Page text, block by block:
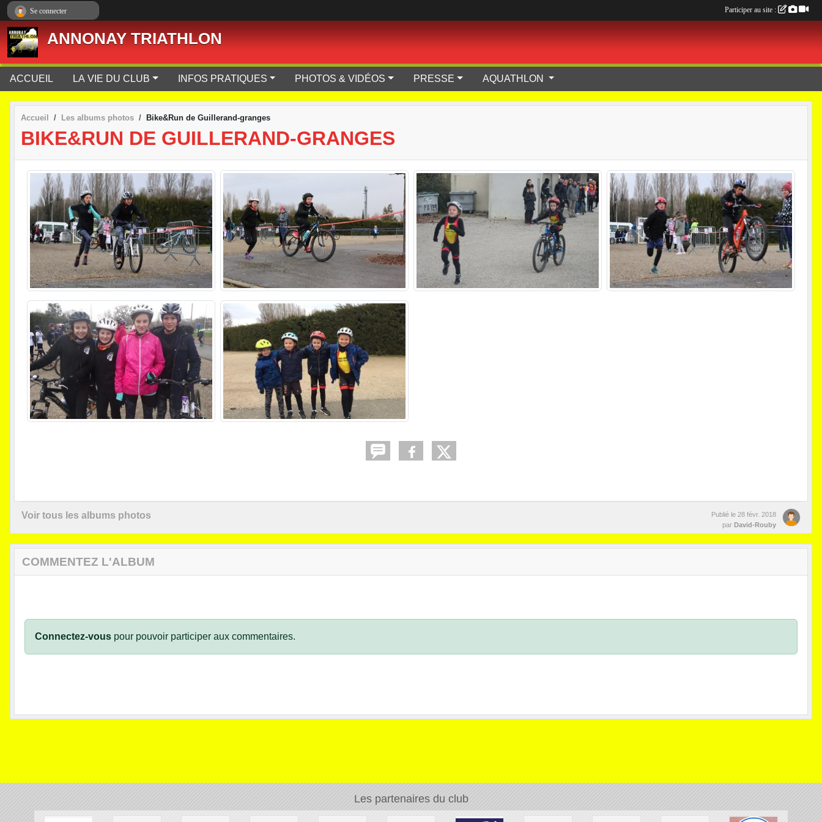
ANNONAY TRIATHLON
ACCUEIL LA VIE DU CLUB INFOS PRATIQUES PHOTOS & VIDÉOS PRESSE AQUATHLON
Accueil Les albums photos Bike&Run de Guillerand-granges
BIKE&RUN DE GUILLERAND-GRANGES
Voir tous les albums photos Publié le 28 févr. 2018
par David-Rouby
COMMENTEZ L'ALBUM
Connectez-vous pour pouvoir participer aux commentaires.
Les partenaires du club
Se connecter Participer au site :
Panneau de gestion des cookies